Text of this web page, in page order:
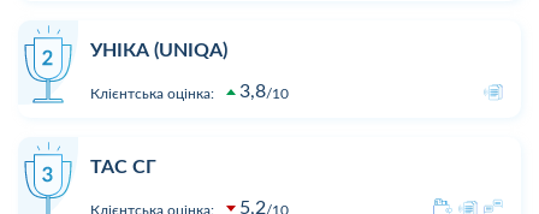
УНІКА (UNIQA)
Клієнтська оцінка: 3,8 10
ТАС СГ
Клієнтська оцінка: 5,2 10